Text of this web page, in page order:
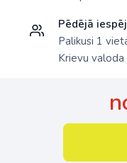
Pēdējā
Palikusi 1
Krievu valoda